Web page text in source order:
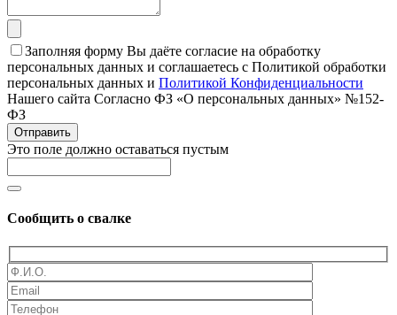
Заполняя форму Вы даёте согласие на обработку
персональных данных и соглашаетесь с Политикой обработки
персональных данных и Политикой Конфиденциальности
Нашего сайта Согласно ФЗ «О персональных данных» №152-
ФЗ
Отправить
Это поле должно оставаться пустым
Сообщить о свалке